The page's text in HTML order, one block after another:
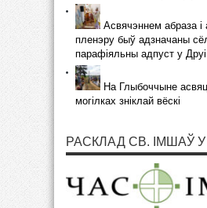
Асвячэннем абраза і
пленэру быў адзначаны
парафіяльны адпуст у Друі
На Глыбоччыне
могілках зніклай вёскі
РАСКЛАД СВ. ІМШАЎ